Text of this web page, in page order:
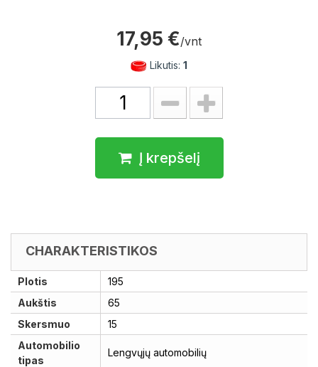
17,95 €/vnt
Likutis: 1
Į krepšelį
CHARAKTERISTIKOS
Plotis
195
Aukštis
65
Skersmuo
15
Automobilio
tipas
Lengvųjų automobilių